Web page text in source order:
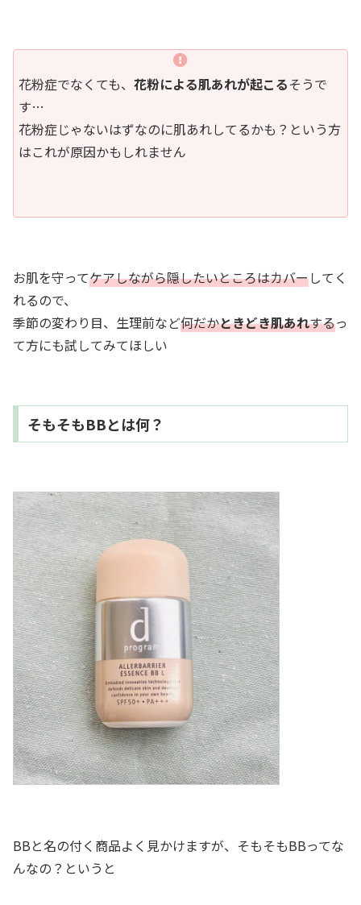
花粉症でなくても、 花粉による肌あれが起こるそうで
す…
花粉症じゃないはずなのに肌あれしてるかも？という方
はこれが原因かもしれません
お肌を守ってケアしながら隠したいところはカバーしてく
れるので、
季節の変わり目、生理前など何だかときどき肌あれするっ
て方にも試してみてほしい
そもそもBBとは何？
BBと名の付く商品よく見かけますが、そもそもBBってな
んなの？というと